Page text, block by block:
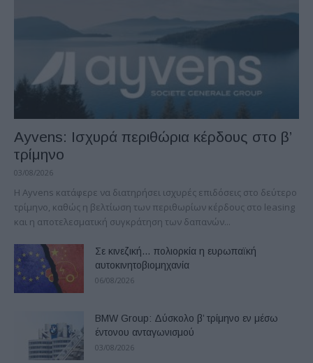
Ayvens: Iσχυρά περιθώρια κέρδους στο β’
τρίμηνο
03/08/2026
Η Ayvens κατάφερε να διατηρήσει ισχυρές επιδόσεις στο δεύτερο
τρίμηνο, καθώς η βελτίωση των περιθωρίων κέρδους στο leasing
και η αποτελεσματική συγκράτηση των δαπανών...
Σε κινεζική… πολιορκία η ευρωπαϊκή
αυτοκινητοβιομηχανία
06/08/2026
BMW Group: Δύσκολο β’ τρίμηνο εν μέσω
έντονου ανταγωνισμού
03/08/2026